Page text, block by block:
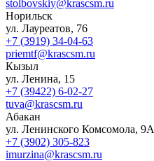
stolbovskiy@krascsm.ru
Норильск
ул. Лауреатов, 76
+7 (3919) 34-04-63
priemtf@krascsm.ru
Кызыл
ул. Ленина, 15
+7 (39422) 6-02-27
tuva@krascsm.ru
Абакан
ул. Ленинского Комсомола, 9А
+7 (3902) 305-823
imurzina@krascsm.ru